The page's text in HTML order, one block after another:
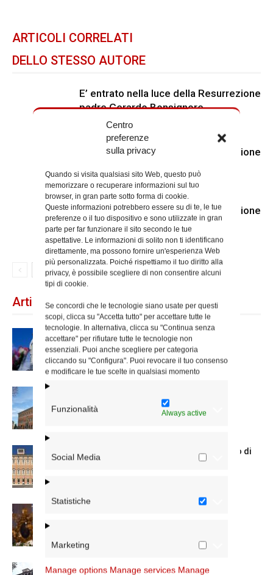
Centro
preferenze
sulla privacy
Quando si visita qualsiasi sito Web, questo può
memorizzare o recuperare informazioni sul tuo
browser, in gran parte sotto forma di cookie.
Queste informazioni potrebbero essere su di te, le tue
preferenze o il tuo dispositivo e sono utilizzate in gran
parte per far funzionare il sito secondo le tue
aspettative. Le informazioni di solito non ti identificano
direttamente, ma possono fornire un'esperienza Web
più personalizzata. Poiché rispettiamo il tuo diritto alla
privacy, è possibile scegliere di non consentire alcuni
tipi di cookie.
Se concordi che le tecnologie siano usate per questi
scopi, clicca su "Accetta tutto" per accettare tutte le
tecnologie. In alternativa, clicca su "Continua senza
accettare" per rifiutare tutte le tecnologie non
essenziali. Puoi anche scegliere per categoria
cliccando su "Configura". Puoi revocare il tuo consenso
e modificare le tue scelte in qualsiasi momento
Funzionalità Always active
Social Media
Statistiche
Marketing
Manage options Manage services Manage
ARTICOLI CORRELATI
DELLO STESSO AUTORE
E’ entrato nella luce della Resurrezione
padre Gerardo Bonsignore
E’ entrato nella luce della Resurrezione
E’ entrato nella luce della Resurrezione
il diacono Mario Ciccalotti
Articoli recenti
Dal 28 al 31 agosto il pellegrinaggio
diocesano a Lourdes
Chiusura estiva degli Uffici del Vicariato di
Roma
La Giornata mondiale dei nonni e degli